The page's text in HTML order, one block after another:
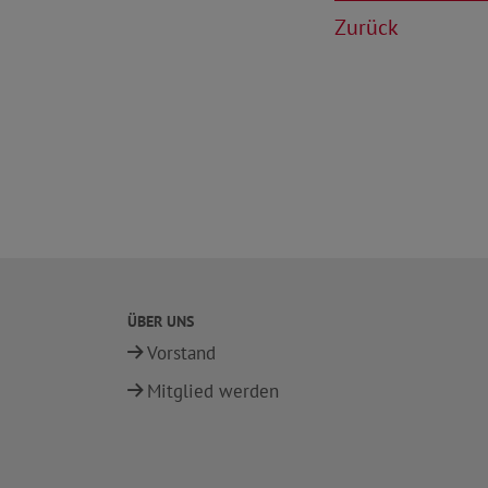
Zurück
ÜBER UNS
Vorstand
Mitglied werden